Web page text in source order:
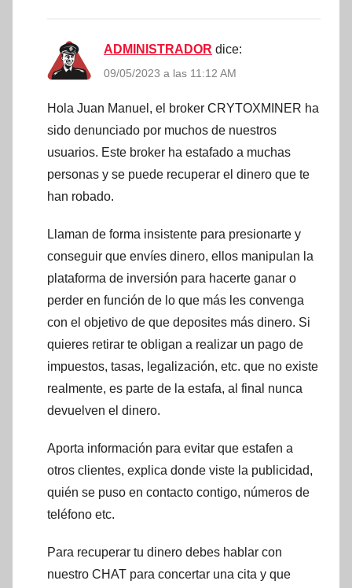
ADMINISTRADOR dice:
09/05/2023 a las 11:12 AM
Hola Juan Manuel, el broker CRYTOXMINER ha
sido denunciado por muchos de nuestros
usuarios. Este broker ha estafado a muchas
personas y se puede recuperar el dinero que te
han robado.
Llaman de forma insistente para presionarte y
conseguir que envíes dinero, ellos manipulan la
plataforma de inversión para hacerte ganar o
perder en función de lo que más les convenga
con el objetivo de que deposites más dinero. Si
quieres retirar te obligan a realizar un pago de
impuestos, tasas, legalización, etc. que no existe
realmente, es parte de la estafa, al final nunca
devuelven el dinero.
Aporta información para evitar que estafen a
otros clientes, explica donde viste la publicidad,
quién se puso en contacto contigo, números de
teléfono etc.
Para recuperar tu dinero debes hablar con
nuestro CHAT para concertar una cita y que